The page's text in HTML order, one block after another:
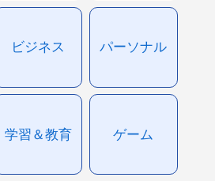
ビジネス パーソナル
学習＆教育 ゲーム